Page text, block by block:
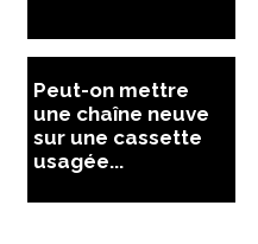
Peut-on mettre
une chaîne neuve
sur une cassette
usagée...